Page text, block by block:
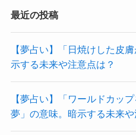
最近の投稿
【夢占い】「日焼けした皮
示する未来や注意点は？
【夢占い】「ワールドカッ
夢」の意味。暗示する未来や